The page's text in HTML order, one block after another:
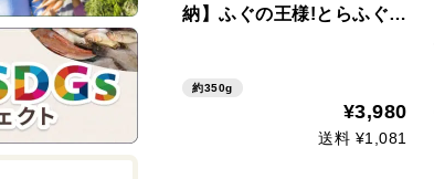
納】ふぐの王様!とらふぐ
約350g
¥3,980
送料 ¥1,081